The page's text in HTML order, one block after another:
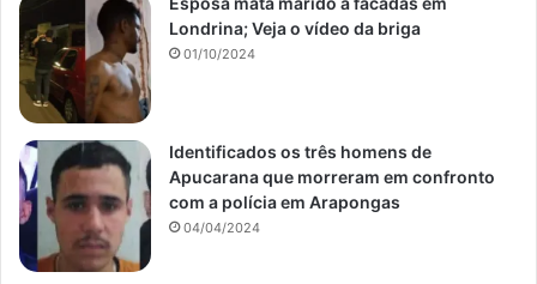
Londrina; Veja o vídeo da briga
01/10/2024
Identificados os três homens de
Apucarana que morreram em confronto
com a polícia em Arapongas
04/04/2024